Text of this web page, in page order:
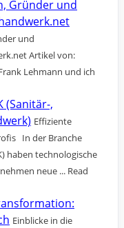
Gründer und
und
Artikel von:
Lehmann und ich
(Sanitär-,
Effiziente
In der Branche
haben technologische
neue ... Read
Einblicke in die